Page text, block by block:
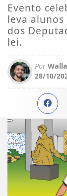
Evento
leva alunos
dos
lei.
Por
28/10/